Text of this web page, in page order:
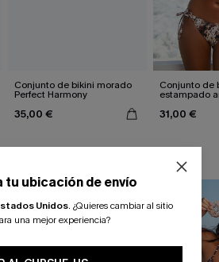
Conjunto de bikini morado
Perfect Harmony
35,00 €
Conjunto de
estampado
31,00 €
GUSTAR
tu ubicación de envío
Unidos. ¿Quieres cambiar al sitio
una mejor experiencia?